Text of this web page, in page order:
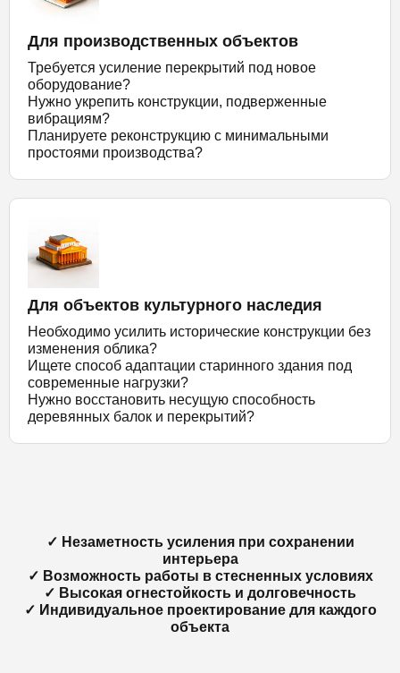
Для производственных объектов
Требуется усиление перекрытий под новое
оборудование?
Нужно укрепить конструкции, подверженные
вибрациям?
Планируете реконструкцию с минимальными
простоями производства?
Для объектов культурного наследия
Необходимо усилить исторические конструкции без
изменения облика?
Ищете способ адаптации старинного здания под
современные нагрузки?
Нужно восстановить несущую способность
деревянных балок и перекрытий?
✓ Незаметность усиления при сохранении
интерьера
✓ Возможность работы в стесненных условиях
✓ Высокая огнестойкость и долговечность
✓ Индивидуальное проектирование для каждого
объекта